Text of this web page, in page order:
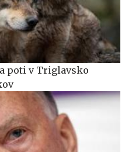
poti v Triglavsko